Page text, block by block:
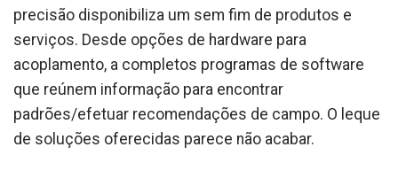
precisão disponibiliza um sem fim de produtos e
serviços. Desde opções de hardware para
acoplamento, a completos programas de software
que reúnem informação para encontrar
padrões/efetuar recomendações de campo. O leque
de soluções oferecidas parece não acabar.